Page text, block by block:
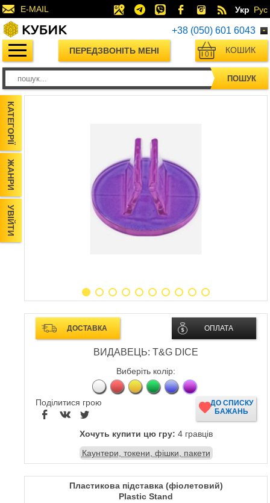
E-MAIL Укр Рус
+38 (050) 601 6043
ПЕРЕДЗВОНІТЬ МЕНІ КОШИК
0
ПОШУК
КАТЕГОРІЇ
ЖАНРИ
УВІЙТИ
ДОСТАВКА ОПЛАТА
ВИДАВЕЦЬ: T&G DICE
Виберіть колір:
Поділитися грою
ДО СПИСКУ
БАЖАНЬ
Хочуть купити цю гру: 4 гравців
Каунтери, токени, фішки, пакети
Пластикова підставка (фіолетовий)
Plastic Stand